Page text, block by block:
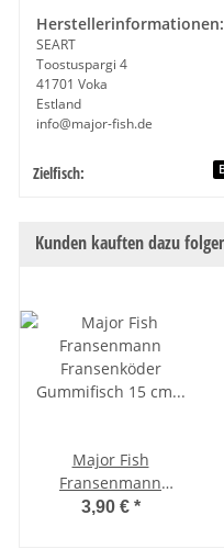
Herstellerinformationen:
SEART
Toostuspargi 4
41701 Voka
Estland
info@major-fish.de
Produkteigenschaft
Wert
Zielfisch:
Kunden kauften dazu
Major Fish
Fransenmann
Fransenköder
3,90 € *